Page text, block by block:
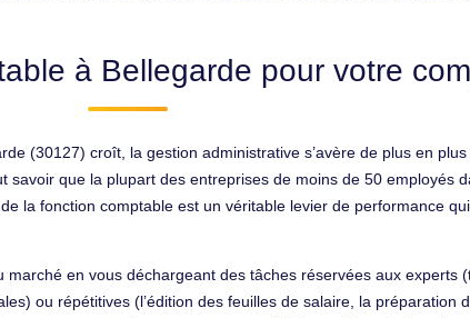
à Bellegarde pour votre
(30127) croît, la gestion administrative s’avère de plus en
que la plupart des entreprises de moins de 50 employés
la fonction comptable est un véritable levier de performance
en vous déchargeant des tâches réservées aux experts
ou répétitives (l’édition des feuilles de salaire, la préparation